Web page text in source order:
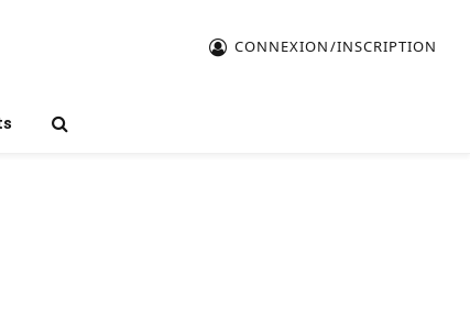
CONNEXION/INSCRIPTION